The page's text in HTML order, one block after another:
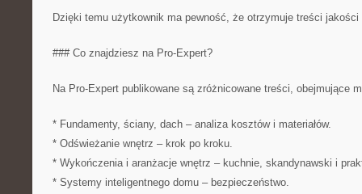
Dzięki temu użytkownik ma pewność, że otrzymuje treści jakości
### Co znajdziesz na Pro-Expert?
Na Pro-Expert publikowane są zróżnicowane treści, obejmujące
* Fundamenty, ściany, dach – analiza kosztów i materiałów.
* Odświeżanie wnętrz – krok po kroku.
* Wykończenia i aranżacje wnętrz – kuchnie, skandynawski i
* Systemy inteligentnego domu – bezpieczeństwo.